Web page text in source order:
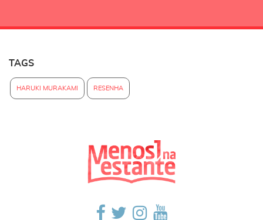
TAGS
HARUKI MURAKAMI RESENHA